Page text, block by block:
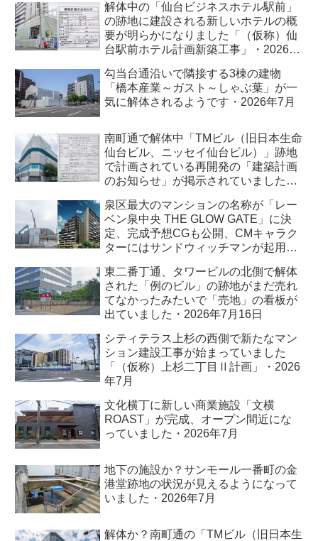
解体中の「仙台ビジネスホテル駅前」
の跡地に建設される新しいホテルの概
要が明らかになりました「（仮称）仙
台駅前ホテル計画新築工事」・2026年
勾当台通沿いで隣接する3棟の建物
「橋本産業～ガスト～しゃぶ葉」が一
気に解体されるようです・2026年7月
南町通で解体中「TMビル（旧日本生命
仙台ビル、ニッセイ仙台ビル）」跡地
で計画されている再開発の「建築計画
のお知らせ」が掲示されていました・
泉区最大のマンションの名称が「レー
ベン泉中央 THE GLOW GATE」に決
定、完成予想CGも公開、CMキャラク
ターにはサンドウィッチマンが起用さ
東二番丁通、タワービルの北側で解体
された「例のビル」の跡地がまだ売れ
てなかったみたいで「売地」の看板が
出ていました・2026年7月16日
シティテラス上杉の西側で新たなマン
ション建設工事が始まっていました
「（仮称）上杉二丁目Ⅱ計画」・2026
年7月
文化横丁に新しい商業施設「文横
ROAST」が完成、オープン間近にな
っていました・2026年7月
地下の施設か？サンモール一番町の金
港堂跡地の状況が見えるようになって
いました・2026年7月
解体か？南町通の「TMビル（旧日本生